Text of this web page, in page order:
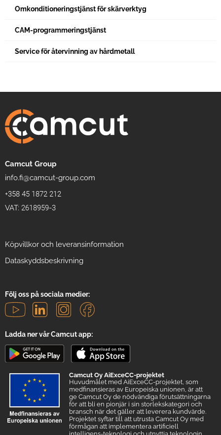
Omkonditioneringstjänst för skärverktyg
CAM-programmeringstjänst
Service för återvinning av hårdmetall
Camcut Group
info.fi@camcut-group.com
+358 45 1872 212
VAT: 2618959-3
Köpvillkor och leveransinformation
Dataskyddsbeskrivning
Följ oss på sociala medier:
Ladda ner vår Camcut app:
Camcut Oy AiExceCC-projektet
Huvudmålet med AiExceCC-projektet, som
medfinansieras av Europeiska unionen, är att
ge Camcut Oy de nödvändiga förutsättningarna
för att bli en pionjär i sin storlekskategori och
bransch när det gäller att leverera kundvärde.
Projektet syftar till att utrusta Camcut Oy med
förmågan att implementera artificiell